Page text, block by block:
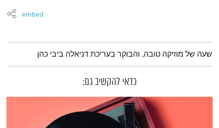
embed
תמצית הפודקאסט
שעה של מוזיקה טובה, והבוקר בעריכת דניאלה ביבי כהן
כדאי להקשיב גם: